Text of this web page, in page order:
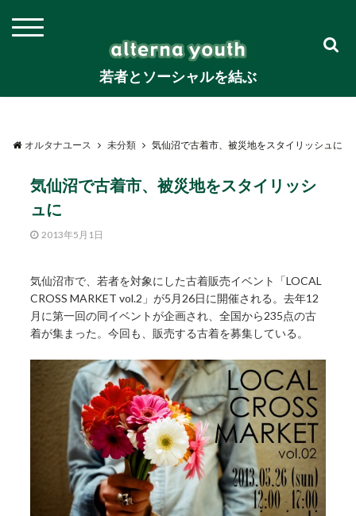
若者とソーシャルを結ぶ
オルタナユース 未分類 気仙沼で古着市、被災地をスタイリッシュに
気仙沼で古着市、被災地をスタイリッシ
ュに
2013年5月1日
気仙沼市で、若者を対象にした古着販売イベント「LOCAL
CROSS MARKET vol.2」が5月26日に開催される。去年12
月に第一回の同イベントが企画され、全国から235点の古
着が集まった。今回も、販売する古着を募集している。